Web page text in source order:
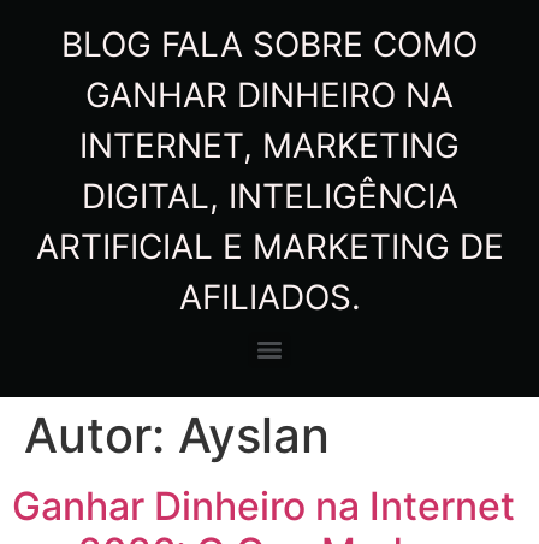
BLOG FALA SOBRE COMO
GANHAR DINHEIRO NA
INTERNET, MARKETING
DIGITAL, INTELIGÊNCIA
ARTIFICIAL E MARKETING DE
AFILIADOS.
Autor: Ayslan
Ganhar Dinheiro na Internet